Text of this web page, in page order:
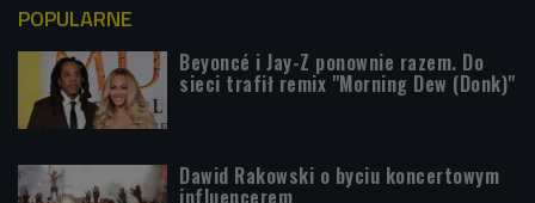
POPULARNE
Beyoncé i Jay-Z ponownie razem. Do
sieci trafił remix "Morning Dew (Donk)"
Dawid Rakowski o byciu koncertowym
influencerem